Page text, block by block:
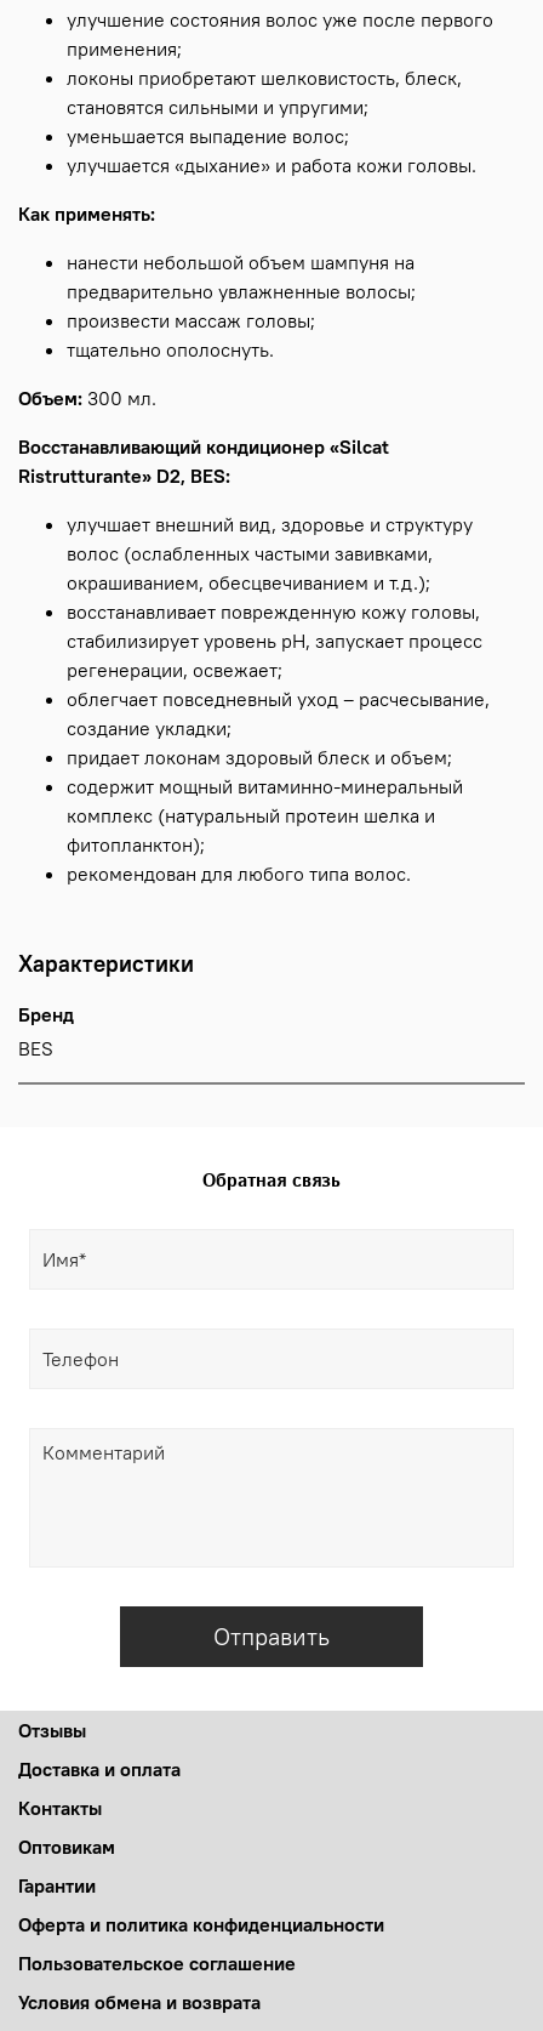
улучшение состояния волос уже после первого
применения;
локоны приобретают шелковистость, блеск,
становятся сильными и упругими;
уменьшается выпадение волос;
улучшается «дыхание» и работа кожи головы.
Как применять:
нанести небольшой объем шампуня на
предварительно увлажненные волосы;
произвести массаж головы;
тщательно ополоснуть.
Объем: 300 мл.
Восстанавливающий кондиционер «Silcat
Ristrutturante» D2, BES:
улучшает внешний вид, здоровье и структуру
волос (ослабленных частыми завивками,
окрашиванием, обесцвечиванием и т.д.);
восстанавливает поврежденную кожу головы,
стабилизирует уровень pH, запускает процесс
регенерации, освежает;
облегчает повседневный уход – расчесывание,
создание укладки;
придает локонам здоровый блеск и объем;
содержит мощный витаминно-минеральный
комплекс (натуральный протеин шелка и
фитопланктон);
рекомендован для любого типа волос.
Характеристики
Бренд
BES
Обратная связь
Отправить
Отзывы
Доставка и оплата
Контакты
Оптовикам
Гарантии
Оферта и политика конфиденциальности
Пользовательское соглашение
Условия обмена и возврата